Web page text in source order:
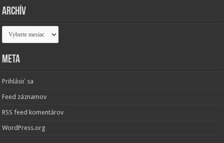
Archív
Archív
Meta
Prihlásiť sa
Feed záznamov
RSS feed komentárov
WordPress.org